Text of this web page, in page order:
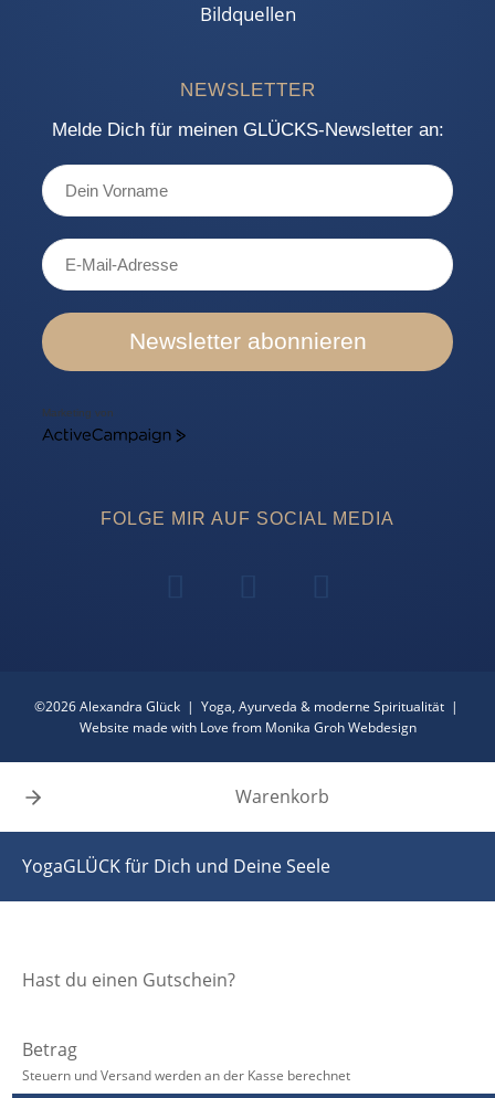
Bildquellen
NEWSLETTER
Melde Dich für meinen GLÜCKS-Newsletter an:
Newsletter abonnieren
Marketing von
ActiveCampaign
FOLGE MIR AUF SOCIAL MEDIA
©2026 Alexandra Glück | Yoga, Ayurveda & moderne Spiritualität |
Website made with Love from Monika Groh Webdesign
Warenkorb
YogaGLÜCK für Dich und Deine Seele
Hast du einen Gutschein?
Betrag
Steuern und Versand werden an der Kasse berechnet